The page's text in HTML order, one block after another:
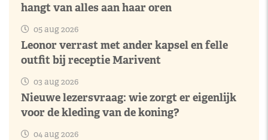
hangt van alles aan haar oren
05 aug 2026
Leonor verrast met ander kapsel en felle
outfit bij receptie Marivent
03 aug 2026
Nieuwe lezersvraag: wie zorgt er eigenlijk
voor de kleding van de koning?
04 aug 2026